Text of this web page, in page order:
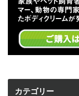
カテゴリー